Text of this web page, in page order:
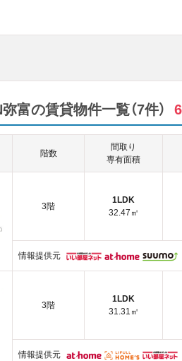
富の賃貸物件一覧（7件）
階数
間取り
専有面積
3階
1LDK
32.47㎡
情報提供元
3階
1LDK
31.31㎡
情報提供元